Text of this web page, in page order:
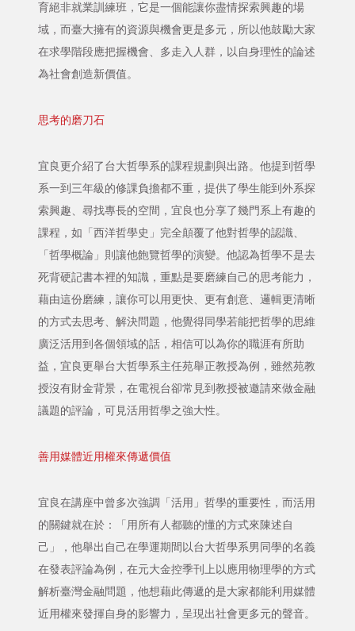
育絕非就業訓練班，它是一個能讓你盡情探索興趣的場
域，而臺大擁有的資源與機會更是多元，所以他鼓勵大家
在求學階段應把握機會、多走入人群，以自身理性的論述
為社會創造新價值。
思考的磨刀石
宜良更介紹了台大哲學系的課程規劃與出路。他提到哲學
系一到三年級的修課負擔都不重，提供了學生能到外系探
索興趣、尋找專長的空間，宜良也分享了幾門系上有趣的
課程，如「西洋哲學史」完全顛覆了他對哲學的認識、
「哲學概論」則讓他飽覽哲學的演變。他認為哲學不是去
死背硬記書本裡的知識，重點是要磨練自己的思考能力，
藉由這份磨練，讓你可以用更快、更有創意、邏輯更清晰
的方式去思考、解決問題，他覺得同學若能把哲學的思維
廣泛活用到各個領域的話，相信可以為你的職涯有所助
益，宜良更舉台大哲學系主任苑舉正教授為例，雖然苑教
授沒有財金背景，在電視台卻常見到教授被邀請來做金融
議題的評論，可見活用哲學之強大性。
善用媒體近用權來傳遞價值
宜良在講座中曾多次強調「活用」哲學的重要性，而活用
的關鍵就在於：「用所有人都聽的懂的方式來陳述自
己」，他舉出自己在學運期間以台大哲學系男同學的名義
在發表評論為例，在元大金控季刊上以應用物理學的方式
解析臺灣金融問題，他想藉此傳遞的是大家都能利用媒體
近用權來發揮自身的影響力，呈現出社會更多元的聲音。